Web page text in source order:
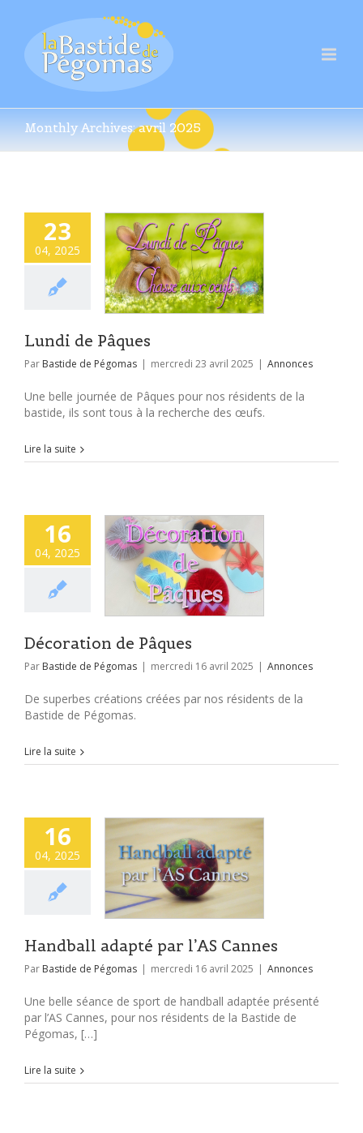
Monthly Archives:avril 2025
23
04, 2025
Lundi de Pâques
Par Bastide de Pégomas | mercredi 23 avril 2025 | Annonces
Une belle journée de Pâques pour nos résidents de la
bastide, ils sont tous à la recherche des œufs.
Lire la suite
16
04, 2025
Décoration de Pâques
Par Bastide de Pégomas | mercredi 16 avril 2025 | Annonces
De superbes créations créées par nos résidents de la
Bastide de Pégomas.
Lire la suite
16
04, 2025
Handball adapté par l’AS Cannes
Par Bastide de Pégomas | mercredi 16 avril 2025 | Annonces
Une belle séance de sport de handball adaptée présenté
par l’AS Cannes, pour nos résidents de la Bastide de
Pégomas, […]
Lire la suite